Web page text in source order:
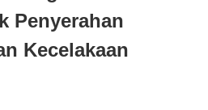
Penyerahan
Kecelakaan